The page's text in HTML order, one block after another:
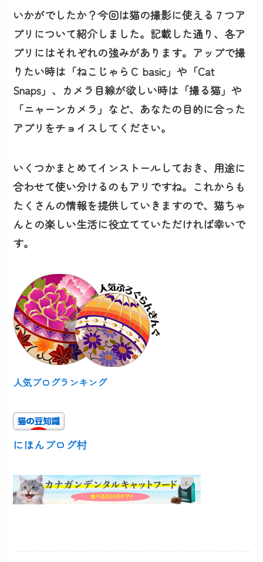
いかがでしたか？今回は猫の撮影に使える７つア
プリについて紹介しました。記載した通り、各ア
プリにはそれぞれの強みがあります。アップで撮
りたい時は「ねこじゃらＣ basic」や「Cat
Snaps」、カメラ目線が欲しい時は「撮る猫」や
「ニャーンカメラ」など、あなたの目的に合った
アプリをチョイスしてください。
いくつかまとめてインストールしておき、用途に
合わせて使い分けるのもアリですね。これからも
たくさんの情報を提供していきますので、猫ちゃ
んとの楽しい生活に役立てていただければ幸いで
す。
人気ブログランキング
にほんブログ村